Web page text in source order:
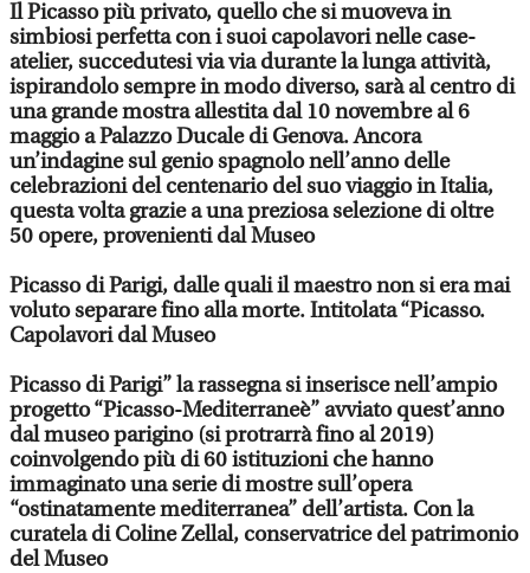
Il Picasso più privato, quello che si muoveva in
simbiosi perfetta con i suoi capolavori nelle case-
atelier, succedutesi via via durante la lunga attività,
ispirandolo sempre in modo diverso, sarà al centro di
una grande mostra allestita dal 10 novembre al 6
maggio a Palazzo Ducale di Genova. Ancora
un’indagine sul genio spagnolo nell’anno delle
celebrazioni del centenario del suo viaggio in Italia,
questa volta grazie a una preziosa selezione di oltre
50 opere, provenienti dal Museo
Picasso di Parigi, dalle quali il maestro non si era mai
voluto separare fino alla morte. Intitolata “Picasso.
Capolavori dal Museo
Picasso di Parigi” la rassegna si inserisce nell’ampio
progetto “Picasso-Mediterraneè” avviato quest’anno
dal museo parigino (si protrarrà fino al 2019)
coinvolgendo più di 60 istituzioni che hanno
immaginato una serie di mostre sull’opera
“ostinatamente mediterranea” dell’artista. Con la
curatela di Coline Zellal, conservatrice del patrimonio
del Museo